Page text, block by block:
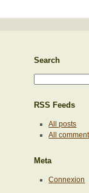
Search
RSS Feeds
All posts
All
Meta
Connexion